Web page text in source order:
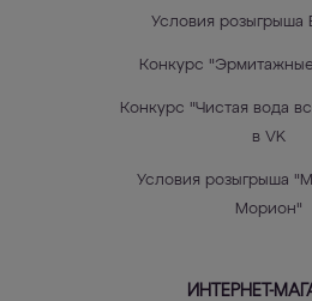
Условия розыгрыша
Конкурс
Конкурс "Чистая вода
в VK
Условия розыгрыша
Морион"
ИНТЕРНЕТ-